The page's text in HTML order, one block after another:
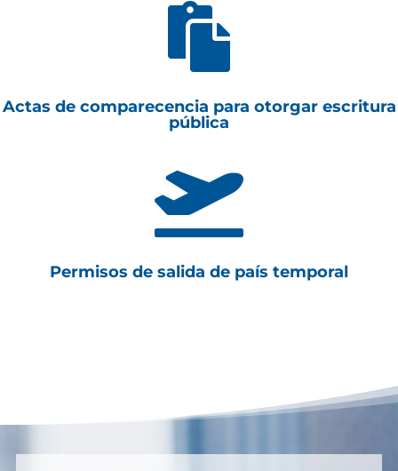

Actas de comparecencia para otorgar escritura
pública

Permisos de salida de país temporal